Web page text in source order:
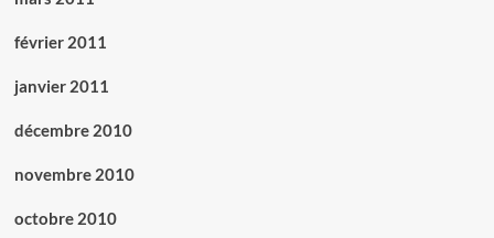
février 2011
janvier 2011
décembre 2010
novembre 2010
octobre 2010